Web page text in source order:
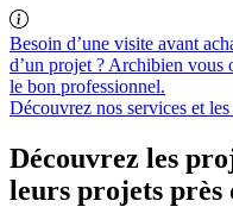
Besoin d’une visite avant
d’un projet ? Archibien vous
le bon professionnel.
Découvrez nos services et
Découvrez les
leurs projets près